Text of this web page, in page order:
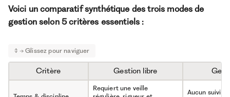
Voici un comparatif synthétique des trois modes de
gestion selon 5 critères essentiels :
Critère Gestion libre
Requiert une veille
Aucun suivi